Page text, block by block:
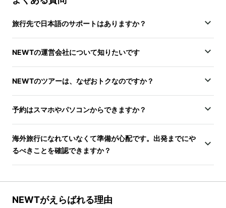
旅行先で日本語のサポートはありますか？
NEWTの運営会社について知りたいです
NEWTのツアーは、なぜおトクなのですか？
予約はスマホやパソコンからできますか？
海外旅行になれていなくて準備が心配です。出発までにや
るべきことを確認できますか？
NEWTがえらばれる理由